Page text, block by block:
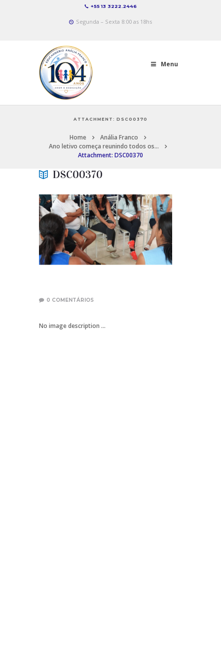
+55 13 3222.2446
Segunda – Sexta 8:00 as 18hs
Menu
ATTACHMENT: DSC00370
Home
Anália Franco
Ano letivo começa reunindo todos os...
Attachment: DSC00370
DSC00370
0 COMENTÁRIOS
No image description ...